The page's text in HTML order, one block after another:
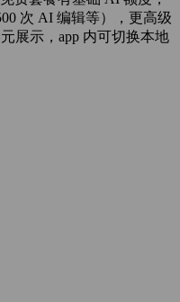
次 AI 编辑等），更高级
展示，app 内可切换本地